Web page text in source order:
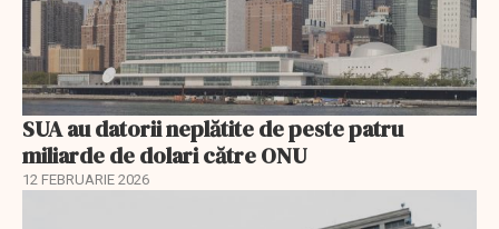
SUA au datorii neplătite de peste patru
miliarde de dolari către ONU
12 FEBRUARIE 2026